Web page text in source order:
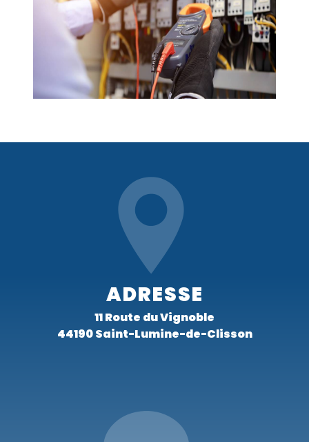
ADRESSE
11 Route du Vignoble
44190 Saint-Lumine-de-Clisson